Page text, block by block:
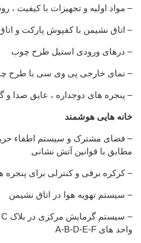
– مواد اولیه و تجهیزات با کیفیت ،
– اتاق نشیمن با کفپوش پارکت و
– درهای ورودی استیل طرح چوب
– نمای خارجی پی وی سی با طرح
– پنجره های دوجداره ، عایق صدا و
خانه هایی هوشمند
– فضای مشترک و سیستم اطفاء
مطابق با قوانین آتش نشانی
– کرکره برقی و کنترلی برای پنجره
– سیستم تهویه هوا در اتاق نشیمن
واحد های A-B-D-E-F